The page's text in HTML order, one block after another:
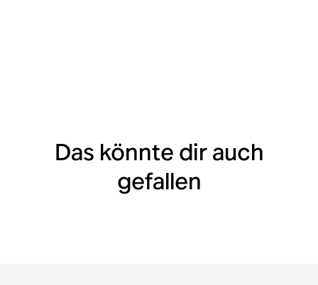
Das könnte dir auch
gefallen